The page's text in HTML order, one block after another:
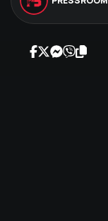
ΠΡΟΓΡΑΜΜΑ
ΒΑΘΜΟΛΟΓΙΕΣ